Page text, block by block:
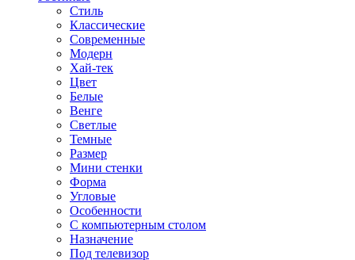
Стиль
Классические
Современные
Модерн
Хай-тек
Цвет
Белые
Венге
Светлые
Темные
Размер
Мини стенки
Форма
Угловые
Особенности
С компьютерным столом
Назначение
Под телевизор